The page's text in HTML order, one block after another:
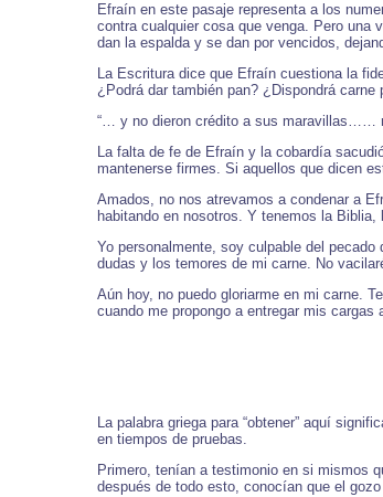
Efraín en este pasaje representa a los
contra cualquier cosa que venga. Pero una
dan la espalda y se dan por vencidos,
La Escritura dice que Efraín cuestiona la
¿Podrá dar también pan? ¿Dispondrá carne
“… y no dieron crédito a sus maravillas……
La falta de fe de Efraín y la cobardía
mantenerse firmes. Si aquellos que dicen
Amados, no nos atrevamos a condenar a
habitando en nosotros. Y tenemos la
Yo personalmente, soy culpable del
dudas y los temores de mi carne. No
Aún hoy, no puedo gloriarme en mi carne.
cuando me propongo a entregar mis
La palabra griega para “obtener” aquí
en tiempos de pruebas.
Primero, tenían a testimonio en si mismos
después de todo esto, conocían que el